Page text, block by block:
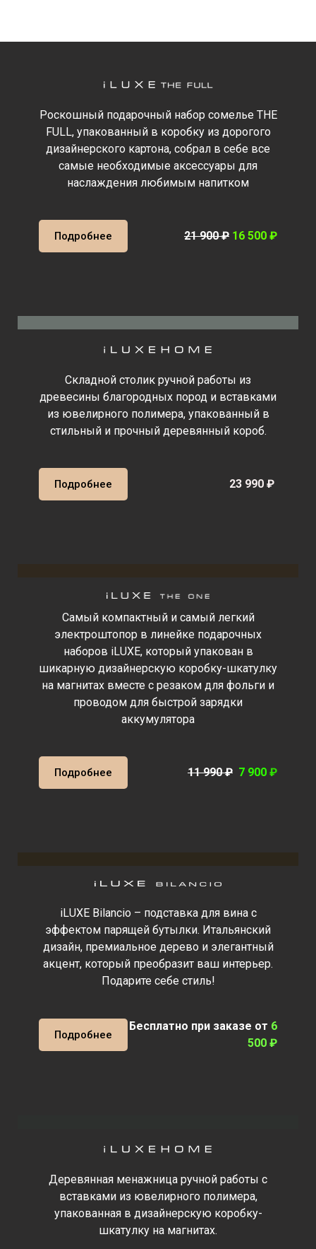
Роскошный подарочный набор сомелье THE
FULL, упакованный в коробку из дорогого
дизайнерского картона, собрал в себе все
самые необходимые аксессуары для
наслаждения любимым напитком
Подробнее 21 900 ₽ 16 500 ₽
Складной столик ручной работы из
древесины благородных пород и вставками
из ювелирного полимера, упакованный в
стильный и прочный деревянный короб.
Подробнее 23 990 ₽
Cамый компактный и самый легкий
электроштопор в линейке подарочных
наборов iLUXE, который упакован в
шикарную дизайнерскую коробку-шкатулку
на магнитах вместе с резаком для фольги и
проводом для быстрой зарядки
аккумулятора
Подробнее 11 990₽ 7 900 ₽
iLUXE Bilancio – подставка для вина с
эффектом парящей бутылки. Итальянский
дизайн, премиальное дерево и элегантный
акцент, который преобразит ваш интерьер.
Подарите себе стиль!
Подробнее
Бесплатно при заказе от 6
500 ₽
Деревянная менажница ручной работы с
вставками из ювелирного полимера,
упакованная в дизайнерскую коробку-
шкатулку на магнитах.